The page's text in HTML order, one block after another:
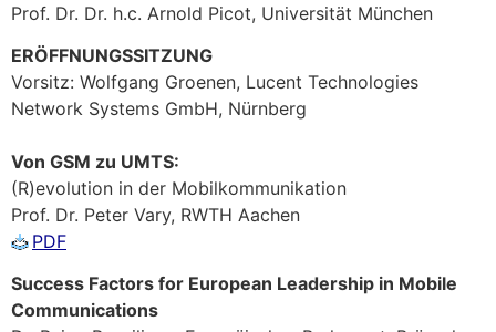
Prof. Dr. Dr. h.c. Arnold Picot, Universität München
ERÖFFNUNGSSITZUNG
Vorsitz: Wolfgang Groenen, Lucent Technologies
Network Systems GmbH, Nürnberg
Von GSM zu UMTS:
(R)evolution in der Mobilkommunikation
Prof. Dr. Peter Vary, RWTH Aachen
PDF
Success Factors for European Leadership in Mobile
Communications